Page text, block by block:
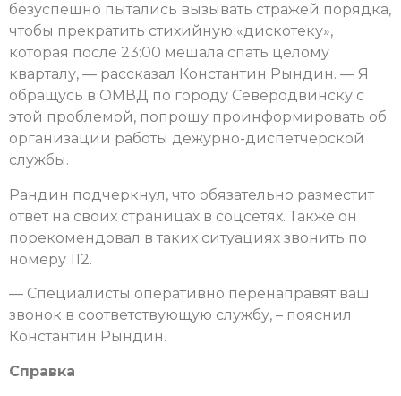
безуспешно пытались вызывать стражей порядка,
чтобы прекратить стихийную «дискотеку»,
которая после 23:00 мешала спать целому
кварталу, — рассказал Константин Рындин. — Я
обращусь в ОМВД по городу Северодвинску с
этой проблемой, попрошу проинформировать об
организации работы дежурно-диспетчерской
службы.
Рандин подчеркнул, что обязательно разместит
ответ на своих страницах в соцсетях. Также он
порекомендовал в таких ситуациях звонить по
номеру 112.
— Специалисты оперативно перенаправят ваш
звонок в соответствующую службу, – пояснил
Константин Рындин.
Справка